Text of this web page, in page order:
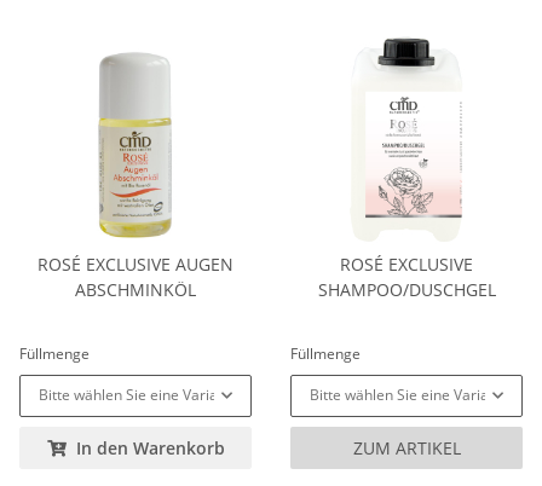
ROSÉ EXCLUSIVE AUGEN
ABSCHMINKÖL
Füllmenge
Bitte wählen Sie eine Variation.
In den Warenkorb
ROSÉ EXCLUSIVE
SHAMPOO/DUSCHGEL
Füllmenge
Bitte wählen Sie eine Variation.
ZUM ARTIKEL